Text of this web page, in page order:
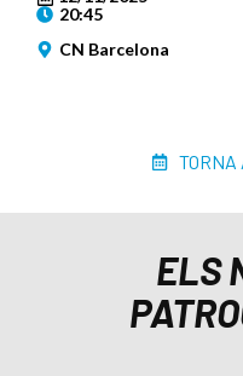
20:45
CN Barcelona
ELS